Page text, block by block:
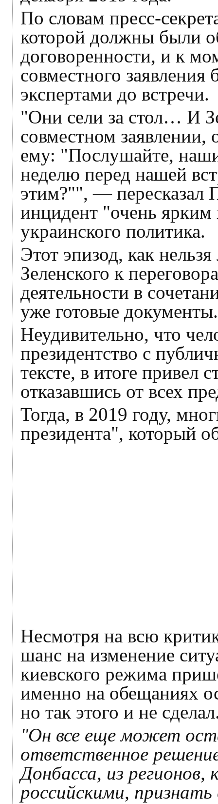
По словам пресс-
которой должны были
договоренности, и к
совместного заявления
экспертами до встречи.
"Они сели за стол… И
совместном заявлении,
ему: "Послушайте,
неделю перед нашей
этим?"", — пересказал
инцидент "очень
украинского политика.
Этот эпизод, как
Зеленского к
деятельности в
уже готовые документы.
Неудивительно, что
президентство с
тексте, в итоге привел
отказавшись от всех
Тогда, в 2019 году,
президента", который
Несмотря на всю
шанс на изменение
киевского режима
именно на обещаниях
но так этого и не
"Он все еще может
ответственное
Донбасса, из
российскими,